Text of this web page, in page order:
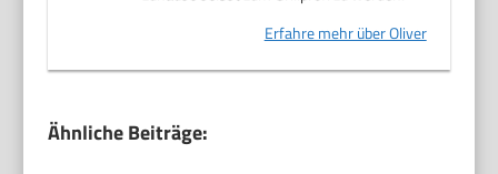
Erfahre mehr über Oliver
Ähnliche Beiträge: